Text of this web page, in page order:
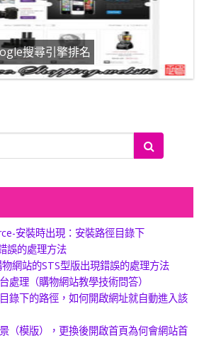
搜尋引擎排名
安裝時出現：安裝路徑目錄下
誤的處理方法
網站的STS型版出現錯誤的處理方法
處理（購物網站教學技術問答）
錄下的路徑，如何開啟網址就自動進入該
（模版），更換後開啟首頁為何會網站首